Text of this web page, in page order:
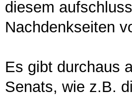
diesem
Nachdenkseiten
Es gibt durchaus
Senats, wie z.B.